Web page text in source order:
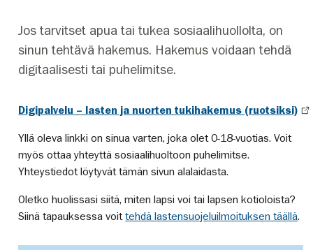
Jos tarvitset apua tai tukea sosiaalihuollolta, on
sinun tehtävä hakemus. Hakemus voidaan tehdä
digitaalisesti tai puhelimitse.
Digipalvelu – lasten ja nuorten tukihakemus (ruotsiksi)
Yllä oleva linkki on sinua varten, joka olet 0-18-vuotias. Voit
myös ottaa yhteyttä sosiaalihuoltoon puhelimitse.
Yhteystiedot löytyvät tämän sivun alalaidasta.
Oletko huolissasi siitä, miten lapsi voi tai lapsen kotioloista?
Siinä tapauksessa voittehdä lastensuojeluilmoituksen täällä.